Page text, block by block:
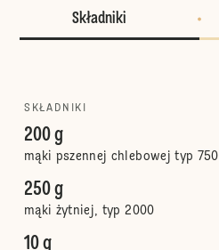
Składniki
SKŁADNIKI
200 g
mąki pszennej chlebowej typ 750
250 g
mąki żytniej, typ 2000
10 g